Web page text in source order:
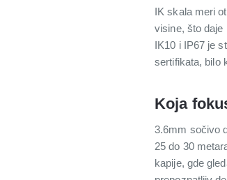
IK skala meri
visine, što daje
IK10 i IP67 je
sertifikata, bilo
Koja
3.6mm sočivo
25 do 30
kapije, gde